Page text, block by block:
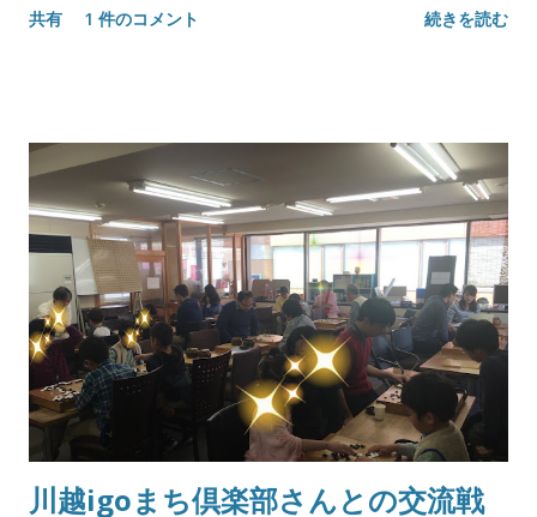
共有 1 件のコメント 続きを読む
川越igoまち倶楽部さんとの交流戦